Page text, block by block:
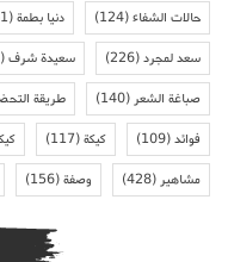
حالات الشفاء(124) دنيا بطمة(761)
سعد لمجرد(226) سعيدة شرف(111)
صباغة الشعر(140) طريقة
فوائد(109) كيكة(117)
مشاهير(428) وصفة(156)